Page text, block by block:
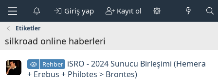
Giriş yap Kayıt ol
Etiketler
silkroad online haberleri
Rehber iSRO - 2024 Sunucu Birleşimi (Hemera
+ Erebus + Philotes > Brontes)